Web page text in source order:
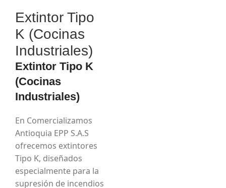
Extintor Tipo
K (Cocinas
Industriales)
Extintor Tipo K
(Cocinas
Industriales)
En Comercializamos
Antioquia EPP S.A.S
ofrecemos extintores
Tipo K, diseñados
especialmente para la
supresión de incendios